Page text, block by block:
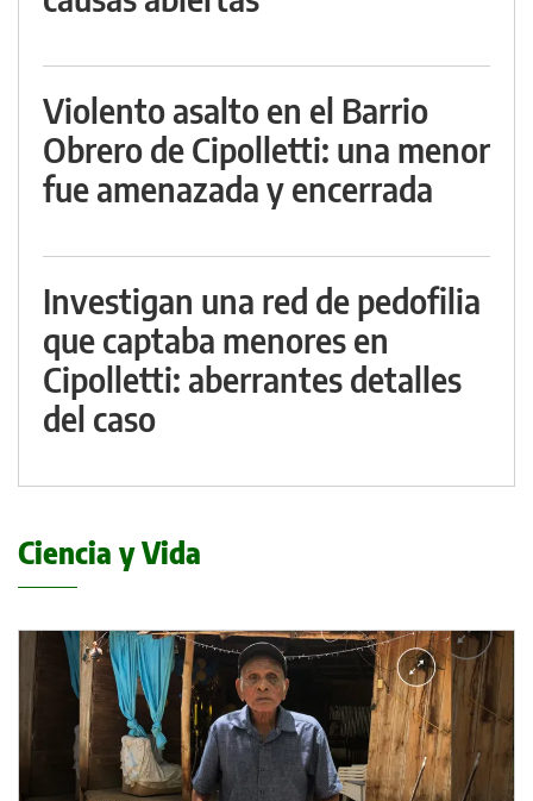
Violento asalto en el Barrio
Obrero de Cipolletti: una menor
fue amenazada y encerrada
Investigan una red de pedofilia
que captaba menores en
Cipolletti: aberrantes detalles
del caso
Ciencia y Vida